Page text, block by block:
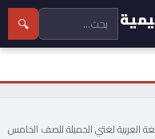
🔍
العربية لغتي الجميلة للصف الخامس